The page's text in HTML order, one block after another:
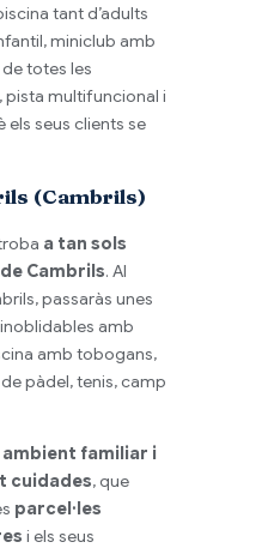
tant d’adults
miniclub amb
totes les
pista multifuncional i
seus clients se
(Cambrils)
a tan sols
Cambrils. Al
passaràs unes
amb
amb tobogans,
pàdel, tenis, camp
ambient familiar i
cuidades, que
parcel·les
i els seus